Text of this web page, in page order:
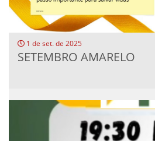
1 de set. de 2025
SETEMBRO AMARELO